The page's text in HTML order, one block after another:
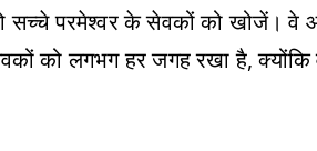
सच्चे परमेश्वर के सेवकों को खोजें। वे
को लगभग हर जगह रखा है,